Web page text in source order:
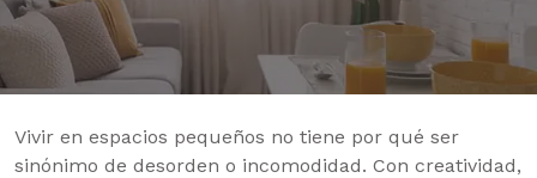
Vivir en espacios pequeños no tiene por qué ser
sinónimo de desorden o incomodidad. Con creatividad,